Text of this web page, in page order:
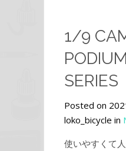
1/9
SERIES
Posted on
loko_bicycle in
使いやすくて